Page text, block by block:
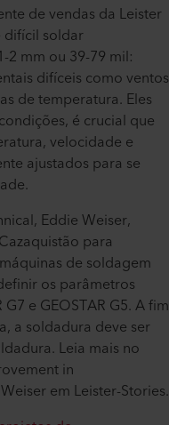
de vendas da Leister
difícil soldar
2 mm ou 39-79 mil:
difíceis como ventos
de temperatura. Eles
é crucial que
velocidade e
ajustados para se
Eddie Weiser,
para
de soldagem
os parâmetros
e GEOSTAR G5. A fim
a soldadura deve ser
Leia mais no
in
em Leister-Stories.